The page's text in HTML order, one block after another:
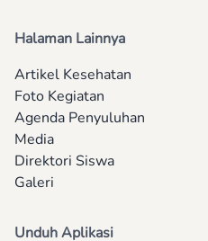
Halaman Lainnya
Artikel Kesehatan
Foto Kegiatan
Agenda Penyuluhan
Media
Direktori Siswa
Galeri
Unduh Aplikasi